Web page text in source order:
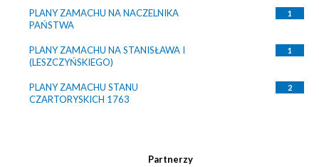
PLANY ZAMACHU NA NACZELNIKA
PAŃSTWA
1
PLANY ZAMACHU NA STANISŁAWA I
(LESZCZYŃSKIEGO)
1
PLANY ZAMACHU STANU
CZARTORYSKICH 1763
2
Partnerzy